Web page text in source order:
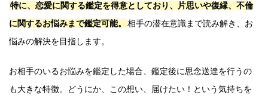
特に、恋愛に関する鑑定を得意としており、片思いや復縁、不倫
に関するお悩みまで鑑定可能。
相手の潜在意識まで読み解き、お
悩みの解決を目指します。
お相手のいるお悩みを鑑定した場合、鑑定後に思念送達を行うの
も大きな特徴。どうにか、この想い、届けたい！という気持ちを